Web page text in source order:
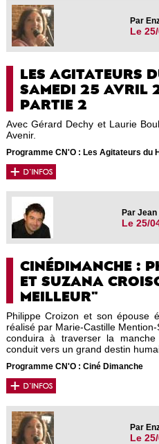
Par
Le
LES AGITATEURS
SAMEDI 25
PARTIE 2
Avec Gérard Dechy et Laurie
Avenir.
Programme CN'O : Les Agitateurs du
Par Jean
Le 25/
CINÉDIMANCHE :
ET SUZANA
MEILLEUR"
Philippe Croizon et son épouse
réalisé par Marie-Castille
conduira à traverser la
conduit vers un grand destin
Programme CN'O : Ciné Dimanche
Par
Le